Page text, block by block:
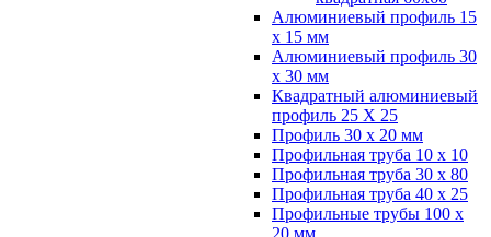
Алюминиевый профиль 15
х 15 мм
Алюминиевый профиль 30
х 30 мм
Квадратный алюминиевый
профиль 25 Х 25
Профиль 30 х 20 мм
Профильная труба 10 х 10
Профильная труба 30 х 80
Профильная труба 40 х 25
Профильные трубы 100 х
20 мм